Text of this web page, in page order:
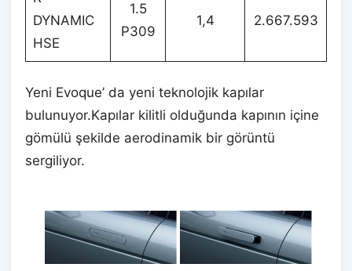
DYNAMIC
HSE
1.5
P309
1,4 2.667.593
Yeni Evoque’ da yeni teknolojik kapılar
bulunuyor.Kapılar kilitli olduğunda kapının içine
gömülü şekilde aerodinamik bir görüntü
sergiliyor.